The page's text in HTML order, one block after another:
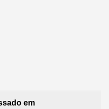
em